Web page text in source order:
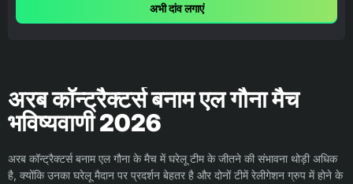
अभी दांव लगाएं
अरब कॉन्ट्रैक्टर्स बनाम एल गौना मैच
भविष्यवाणी 2026
अरब कॉन्ट्रैक्टर्स बनाम एल गौना के मैच में घरेलू टीम के जीतने की संभावना थोड़ी अधिक
है, क्योंकि उनका घरेलू मैदान पर प्रदर्शन बेहतर है और दोनों टीमें रेलीगेशन ग्रुप में होने के